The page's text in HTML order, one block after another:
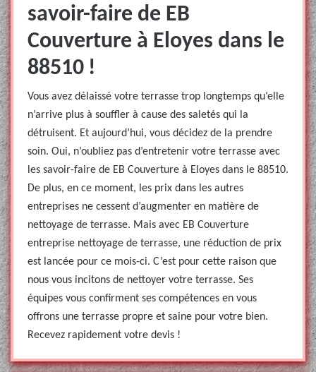
savoir-faire de EB
Couverture à Eloyes dans le
88510 !
Vous avez délaissé votre terrasse trop longtemps qu’elle
n’arrive plus à souffler à cause des saletés qui la
détruisent. Et aujourd’hui, vous décidez de la prendre
soin. Oui, n’oubliez pas d’entretenir votre terrasse avec
les savoir-faire de EB Couverture à Eloyes dans le 88510.
De plus, en ce moment, les prix dans les autres
entreprises ne cessent d’augmenter en matière de
nettoyage de terrasse. Mais avec EB Couverture
entreprise nettoyage de terrasse, une réduction de prix
est lancée pour ce mois-ci. C’est pour cette raison que
nous vous incitons de nettoyer votre terrasse. Ses
équipes vous confirment ses compétences en vous
offrons une terrasse propre et saine pour votre bien.
Recevez rapidement votre devis !